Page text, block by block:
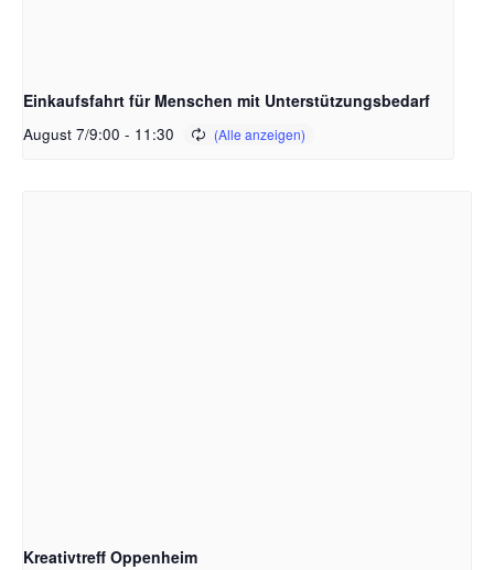
Einkaufsfahrt für Menschen mit Unterstützungsbedarf
August 7/9:00 - 11:30
Kreativtreff Oppenheim